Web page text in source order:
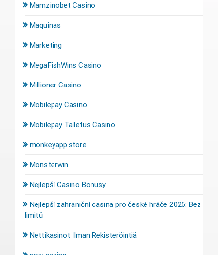
Mamzinobet Casino
Maquinas
Marketing
MegaFishWins Casino
Millioner Casino
Mobilepay Casino
Mobilepay Talletus Casino
monkeyapp.store
Monsterwin
Nejlepší Casino Bonusy
Nejlepší zahraniční casina pro české hráče 2026: Bez
limitů
Nettikasinot Ilman Rekisteröintiä